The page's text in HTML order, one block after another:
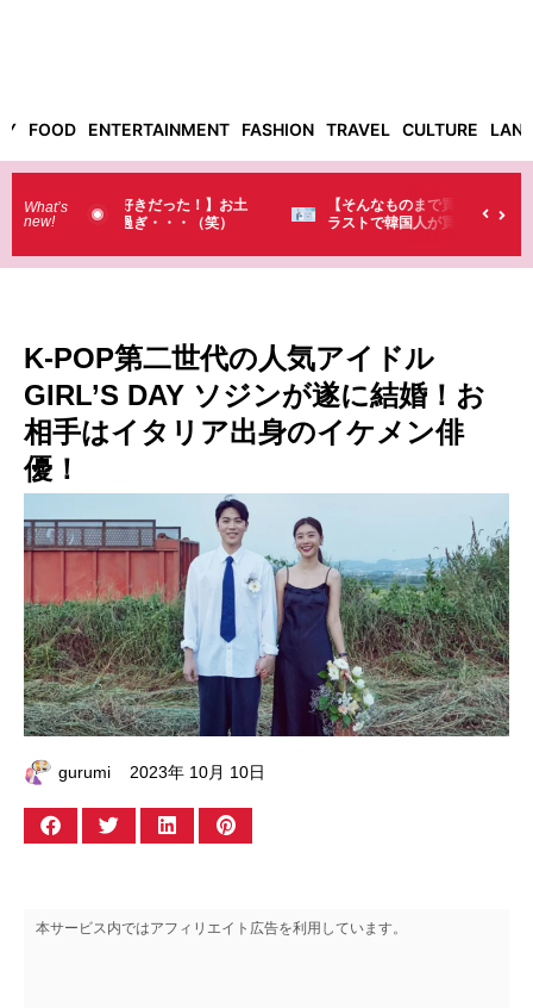
FOOD ENTERTAINMENT FASHION TRAVEL CULTURE
What’s
new!
！】お土
（笑）
【そんなものまで買っていくの？】日本のド
ラストで韓国人が買うものがちょっと…
K-POP第二世代の人気アイドル
GIRL’S DAY ソジンが遂に結婚！お
相手はイタリア出身のイケメン俳
優！
gurumi 2023年 10月 10日
本サービス内ではアフィリエイト広告を利用しています。